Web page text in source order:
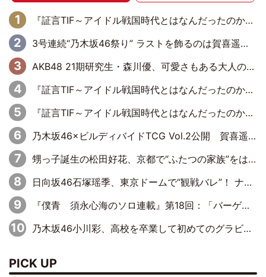
『証言TIF～アイドル戦国時代とはなんだったのか～』第6回：でんぱ組.inc・古川未鈴×相沢梨紗「『ハロプロやりたかったな』って言ったら、夢眠ねむさんに『てめえはでんぱ組．incなんだよ！』って肩パンされて(笑)」
3号連続“乃木坂46祭り” ラストを飾るのは賀喜遥香…5年ぶりの登場に「5年分大人になった私を見ていただけたら」
AKB48 21期研究生・森川優、可愛さもある大人の女性に
『証言TIF～アイドル戦国時代とはなんだったのか～』第11回：私立恵比寿中学・真山りか×安本彩花「TIFで10年ぶりのキョンシーメイクをしたら、場を完全に引かせてしまって。時代が変わったんだなって」
『証言TIF～アイドル戦国時代とはなんだったのか～』第10回：さくら学院・武藤彩未×飯田らうら「正直、中3で辞めるというのを信じてなくて。そう言われてはいたけど、嘘でしょって」
乃木坂46×ビルディバイドTCG Vol.2公開 賀喜遥香＆田村真佑が『京まふ』ステージに登壇
甥っ子誕生の松田好花、京都で“ふたつの家族”をはしご！ “母”黒谷友香に見送られ、“父”松岡昌宏とはハシゴ酒
日向坂46石塚瑶季、東京ドームで“観戦バレ”！ ナイツ・塙も認めた「巨人に詳しすぎるアイドル」は元VENUSスクール生で杉内コーチ推し⁉
『僕青 須永心海のソロ連載』第18回：「バーゲンセールハンターみうな inしまむら」編
乃木坂46小川彩、高校を卒業して初めてのグラビア「大人になった感じがしました(笑)」
PICK UP